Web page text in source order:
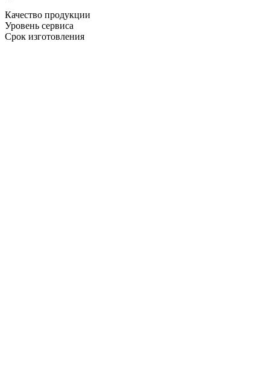
Качество продукции
Уровень сервиса
Срок изготовления